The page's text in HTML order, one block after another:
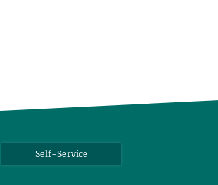
Self-Service